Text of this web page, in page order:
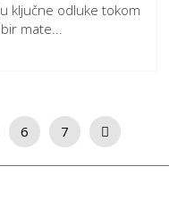
ključne odluke tokom
mate...
6 7